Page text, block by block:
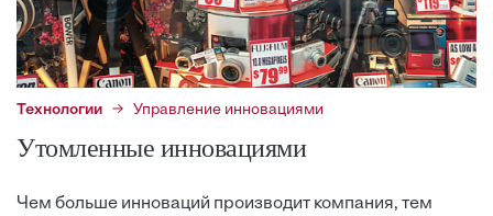
Технологии Управление инновациями
Утомленные инновациями
Чем больше инноваций производит компания, тем